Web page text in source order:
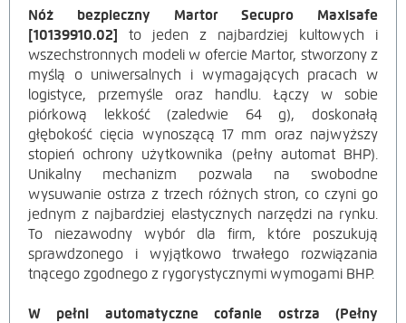
OPIS
PRODUKTU
Nóż bezpieczny Martor Secupro Maxisafe
[10139910.02]
to jeden z najbardziej kultowych i
wszechstronnych modeli w ofercie Martor, stworzony z
myślą o uniwersalnych i wymagających pracach w
logistyce, przemyśle oraz handlu. Łączy w sobie
piórkową lekkość (zaledwie
64 g), doskonałą
głębokość cięcia wynoszącą 17 mm oraz najwyższy
stopień ochrony użytkownika (pełny automat BHP).
Unikalny mechanizm pozwala na swobodne
wysuwanie ostrza z trzech różnych stron, co czyni go
jednym z najbardziej elastycznych narzędzi na rynku.
To niezawodny wybór dla firm, które poszukują
sprawdzonego i wyjątkowo trwałego rozwiązania
tnącego zgodnego z rygorystycznymi wymogami BHP.
W pełni automatyczne cofanie ostrza (Pełny